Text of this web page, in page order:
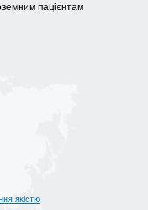
пацієнтам
якістю